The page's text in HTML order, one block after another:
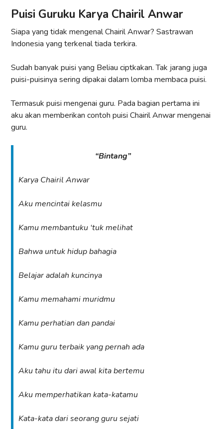
Puisi Guruku Karya Chairil Anwar
Siapa yang tidak mengenal Chairil Anwar? Sastrawan
Indonesia yang terkenal tiada terkira.
Sudah banyak puisi yang Beliau ciptkakan. Tak jarang juga
puisi-puisinya sering dipakai dalam lomba membaca puisi.
Termasuk puisi mengenai guru. Pada bagian pertama ini
aku akan memberikan contoh puisi Chairil Anwar mengenai
guru.
“Bintang”
Karya Chairil Anwar
Aku mencintai kelasmu
Kamu membantuku ‘tuk melihat
Bahwa untuk hidup bahagia
Belajar adalah kuncinya
Kamu memahami muridmu
Kamu perhatian dan pandai
Kamu guru terbaik yang pernah ada
Aku tahu itu dari awal kita bertemu
Aku memperhatikan kata-katamu
Kata-kata dari seorang guru sejati